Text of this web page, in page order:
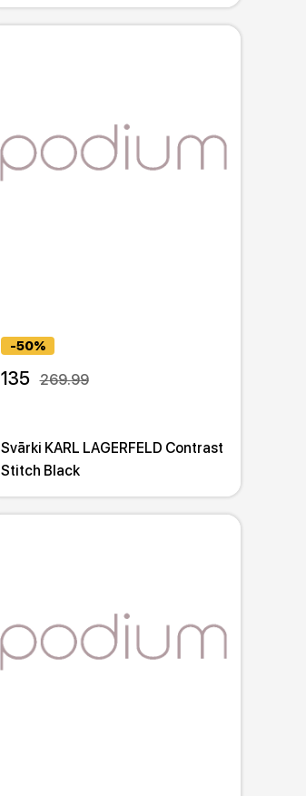
-50%
135 269.99
Svārki KARL LAGERFELD Contrast
Stitch Black